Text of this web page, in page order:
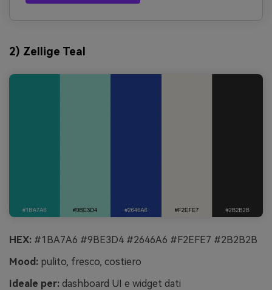
2) Zellige Teal
HEX: #1BA7A6 #9BE3D4 #2646A6 #F2EFE7 #2B2B2B
Mood: pulito, fresco, costiero
Ideale per: dashboard UI e widget dati